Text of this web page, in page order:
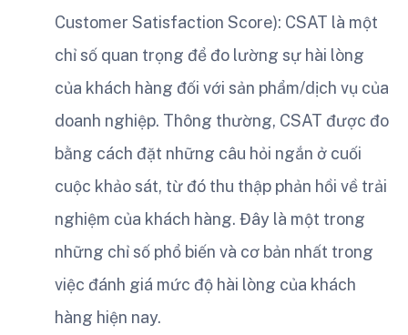
Customer Satisfaction Score): CSAT là một
chỉ số quan trọng để đo lường sự hài lòng
của khách hàng đối với sản phẩm/dịch vụ của
doanh nghiệp. Thông thường, CSAT được đo
bằng cách đặt những câu hỏi ngắn ở cuối
cuộc khảo sát, từ đó thu thập phản hồi về trải
nghiệm của khách hàng. Đây là một trong
những chỉ số phổ biến và cơ bản nhất trong
việc đánh giá mức độ hài lòng của khách
hàng hiện nay.